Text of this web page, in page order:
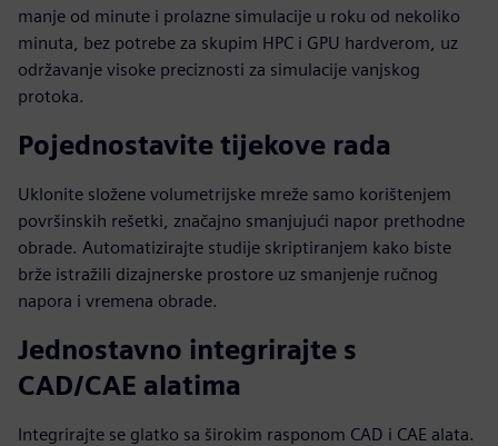
manje od minute i prolazne simulacije u roku od nekoliko
minuta, bez potrebe za skupim HPC i GPU hardverom, uz
održavanje visoke preciznosti za simulacije vanjskog
protoka.
Pojednostavite tijekove rada
Uklonite složene volumetrijske mreže samo korištenjem
površinskih rešetki, značajno smanjujući napor prethodne
obrade. Automatizirajte studije skriptiranjem kako biste
brže istražili dizajnerske prostore uz smanjenje ručnog
napora i vremena obrade.
Jednostavno integrirajte s
CAD/CAE alatima
Integrirajte se glatko sa širokim rasponom CAD i CAE alata.